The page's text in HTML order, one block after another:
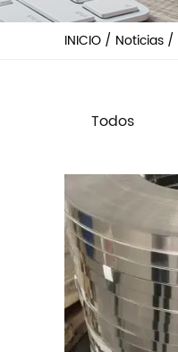
INICIO / Noticias /
Todos